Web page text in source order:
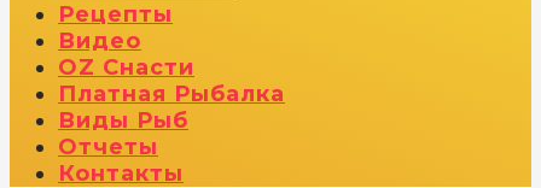
Рецепты
Видео
OZ Снасти
Платная Рыбалка
Виды Рыб
Отчеты
Контакты